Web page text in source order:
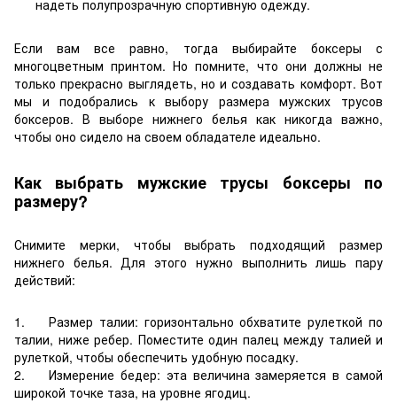
надеть полупрозрачную спортивную одежду.
Если вам все равно, тогда выбирайте боксеры с
многоцветным принтом. Но помните, что они должны не
только прекрасно выглядеть, но и создавать комфорт. Вот
мы и подобрались к выбору размера мужских трусов
боксеров. В выборе нижнего белья как никогда важно,
чтобы оно сидело на своем обладателе идеально.
Как выбрать мужские трусы боксеры по
размеру?
Снимите мерки, чтобы выбрать подходящий размер
нижнего белья. Для этого нужно выполнить лишь пару
действий:
1. Размер талии: горизонтально обхватите рулеткой по
талии, ниже ребер. Поместите один палец между талией и
рулеткой, чтобы обеспечить удобную посадку.
2. Измерение бедер: эта величина замеряется в самой
широкой точке таза, на уровне ягодиц.